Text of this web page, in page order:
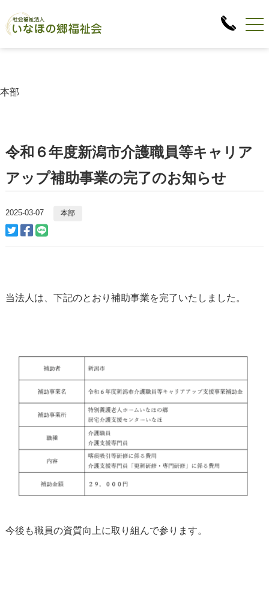
本部
令和６年度新潟市介護職員等キャリア
アップ補助事業の完了のお知らせ
2025-03-07 本部
当法人は、下記のとおり補助事業を完了いたしました。
今後も職員の資質向上に取り組んで参ります。